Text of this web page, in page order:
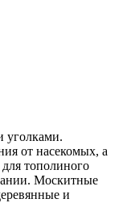
уголками.
от насекомых, а
тополиного
Москитные
и